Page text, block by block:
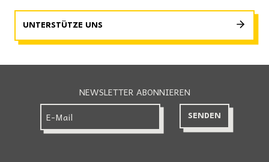
UNTERSTÜTZE UNS
NEWSLETTER ABONNIEREN